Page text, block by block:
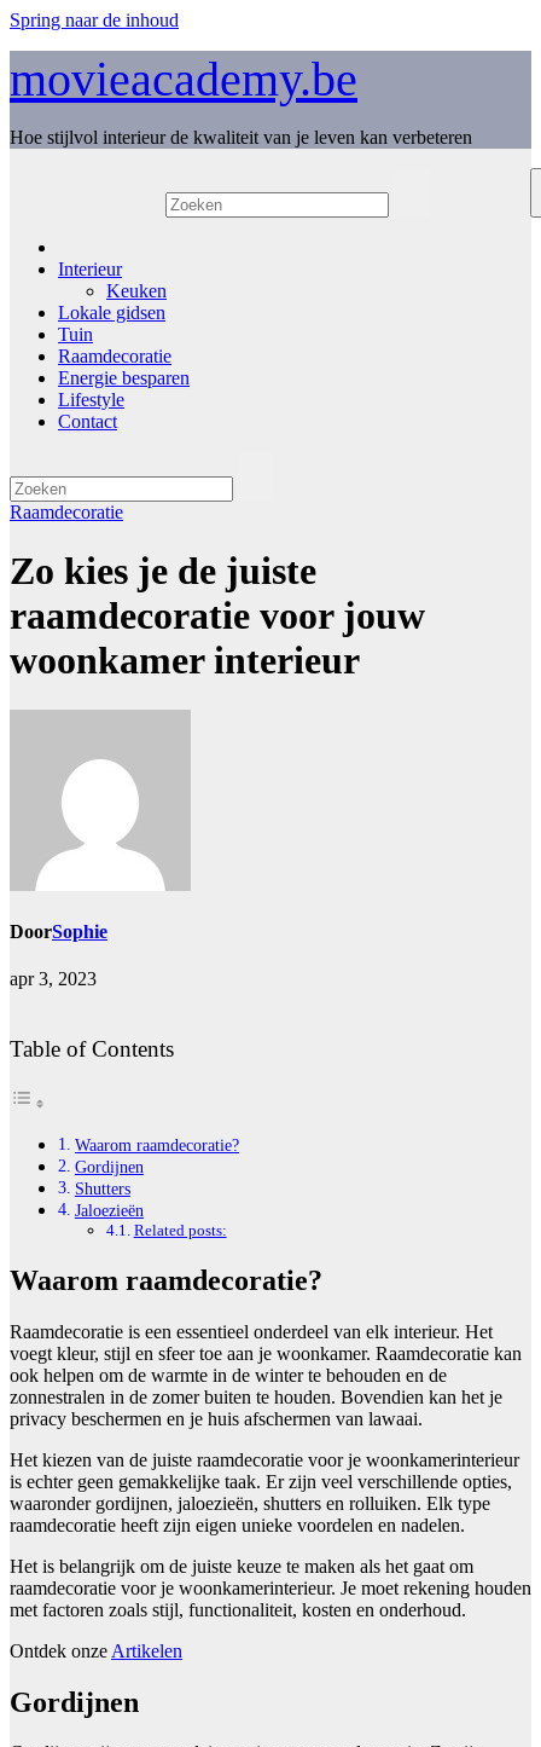
Spring naar de inhoud
movieacademy.be
Hoe stijlvol interieur de kwaliteit van je leven kan verbeteren
Interieur
Keuken
Lokale gidsen
Tuin
Raamdecoratie
Energie besparen
Lifestyle
Contact
Raamdecoratie
Zo kies je de juiste
raamdecoratie voor jouw
woonkamer interieur
DoorSophie
apr 3, 2023
Table of Contents
Waarom raamdecoratie?
Gordijnen
Shutters
Jaloezieën
Related posts:
Waarom raamdecoratie?
Raamdecoratie is een essentieel onderdeel van elk interieur. Het
voegt kleur, stijl en sfeer toe aan je woonkamer. Raamdecoratie kan
ook helpen om de warmte in de winter te behouden en de
zonnestralen in de zomer buiten te houden. Bovendien kan het je
privacy beschermen en je huis afschermen van lawaai.
Het kiezen van de juiste raamdecoratie voor je woonkamerinterieur
is echter geen gemakkelijke taak. Er zijn veel verschillende opties,
waaronder gordijnen, jaloezieën, shutters en rolluiken. Elk type
raamdecoratie heeft zijn eigen unieke voordelen en nadelen.
Het is belangrijk om de juiste keuze te maken als het gaat om
raamdecoratie voor je woonkamerinterieur. Je moet rekening houden
met factoren zoals stijl, functionaliteit, kosten en onderhoud.
Ontdek onze Artikelen
Gordijnen